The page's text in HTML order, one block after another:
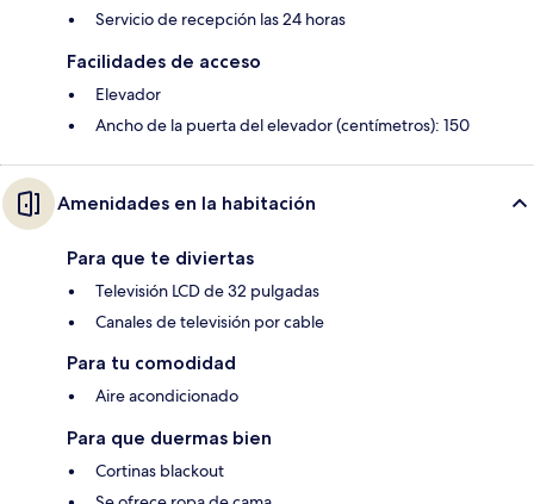
Servicio de recepción las 24 horas
Facilidades de acceso
Elevador
Ancho de la puerta del elevador (centímetros): 150
Amenidades en la habitación
Para que te diviertas
Televisión LCD de 32 pulgadas
Canales de televisión por cable
Para tu comodidad
Aire acondicionado
Para que duermas bien
Cortinas blackout